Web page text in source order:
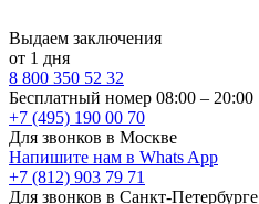
Выдаем заключения
от 1 дня
8 800 350 52 32
Бесплатный номер 08:00 – 20:00
+7 (495) 190 00 70
Для звонков в Москве
Напишите нам в Whats App
+7 (812) 903 79 71
Для звонков в Санкт-Петербурге